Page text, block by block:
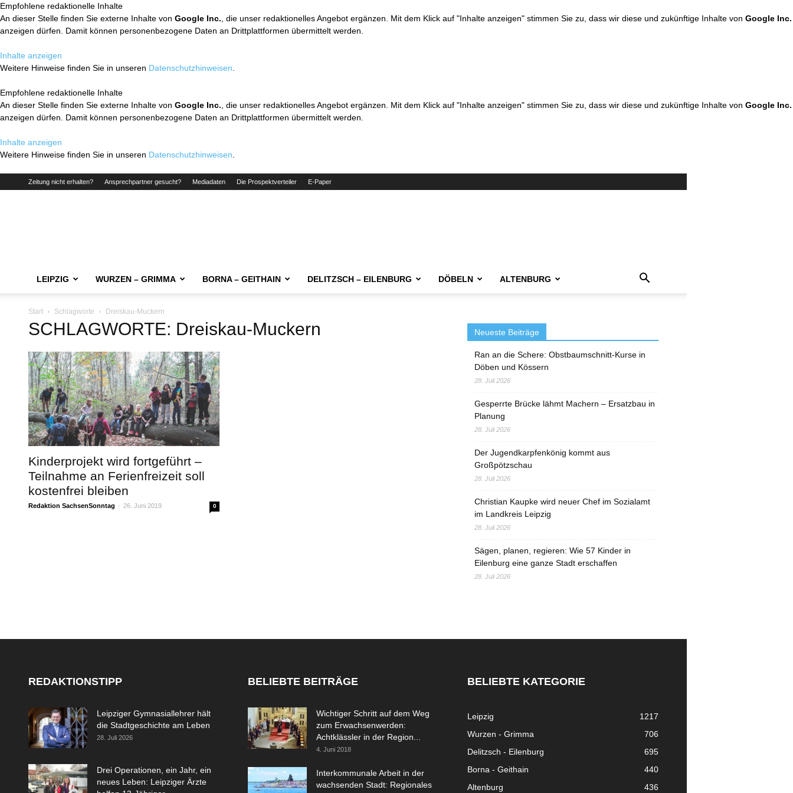
Empfohlene redaktionelle Inhalte
An dieser Stelle finden Sie externe Inhalte von Google Inc. , die unser redaktionelles Angebot ergänzen. Mit dem Klick auf "Inhalte anzeigen" stimmen Sie zu, dass wir diese und zukünftige Inhalte von Google Inc.
anzeigen dürfen. Damit können personenbezogene Daten an Drittplattformen übermittelt werden.
Inhalte anzeigen
Weitere Hinweise finden Sie in unseren Datenschutzhinweisen
Empfohlene redaktionelle Inhalte
An dieser Stelle finden Sie externe Inhalte von Google Inc. , die unser redaktionelles Angebot ergänzen. Mit dem Klick auf "Inhalte anzeigen" stimmen Sie zu, dass wir diese und zukünftige Inhalte von Google Inc.
anzeigen dürfen. Damit können personenbezogene Daten an Drittplattformen übermittelt werden.
Inhalte anzeigen
Weitere Hinweise finden Sie in unseren Datenschutzhinweisen
Zeitung nicht erhalten? Ansprechpartner gesucht? Mediadaten Die Prospektverteiler E-Paper
LEIPZIG WURZEN – GRIMMA BORNA – GEITHAIN DELITZSCH – EILENBURG DÖBELN ALTENBURG
Start Schlagworte Dreiskau-Muckern
SCHLAGWORTE: Dreiskau-Muckern
Kinderprojekt wird fortgeführt –
Teilnahme an Ferienfreizeit soll
kostenfrei bleiben
Redaktion SachsenSonntag - 26. Juni 2019 0
Neueste Beiträge
Ran an die Schere: Obstbaumschnitt-Kurse in
Döben und Kössern
28. Juli 2026
Gesperrte Brücke lähmt Machern – Ersatzbau in
Planung
28. Juli 2026
Der Jugendkarpfenkönig kommt aus
Großpötzschau
28. Juli 2026
Christian Kaupke wird neuer Chef im Sozialamt
im Landkreis Leipzig
28. Juli 2026
Sägen, planen, regieren: Wie 57 Kinder in
Eilenburg eine ganze Stadt erschaffen
28. Juli 2026
REDAKTIONSTIPP
Leipziger Gymnasiallehrer hält
die Stadtgeschichte am Leben
28. Juli 2026
Drei Operationen, ein Jahr, ein
neues Leben: Leipziger Ärzte
BELIEBTE BEITRÄGE
Wichtiger Schritt auf dem Weg
zum Erwachsenwerden:
Achtklässler in der Region...
4. Juni 2018
Interkommunale Arbeit in der
wachsenden Stadt: Regionales
BELIEBTE KATEGORIE
Leipzig
1217
Wurzen - Grimma
706
Delitzsch - Eilenburg
695
Borna - Geithain
440
Altenburg
436